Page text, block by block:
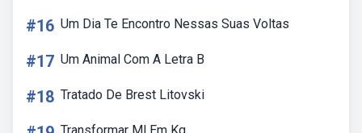
#16 Um Dia Te Encontro Nessas Suas Voltas
#17 Um Animal Com A Letra B
#18 Tratado De Brest Litovski